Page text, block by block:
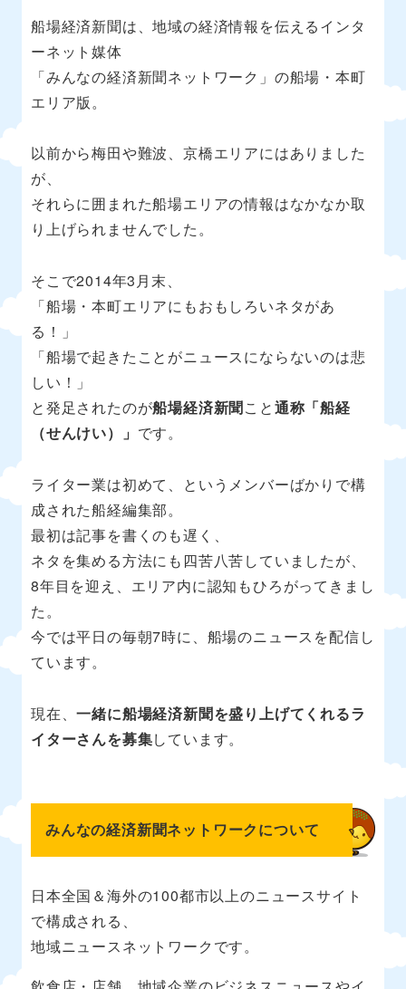
船場経済新聞は、地域の経済情報を伝えるインタ
ーネット媒体
「みんなの経済新聞ネットワーク」の船場・本町
エリア版。
以前から梅田や難波、京橋エリアにはありました
が、
それらに囲まれた船場エリアの情報はなかなか取
り上げられませんでした。
そこで2014年3月末、
「船場・本町エリアにもおもしろいネタがあ
る！」
「船場で起きたことがニュースにならないのは悲
しい！」
と発足されたのが船場経済新聞こと通称「船経
（せんけい）」 です。
ライター業は初めて、というメンバーばかりで構
成された船経編集部。
最初は記事を書くのも遅く、
ネタを集める方法にも四苦八苦していましたが、
8年目を迎え、エリア内に認知もひろがってきまし
た。
今では平日の毎朝7時に、船場のニュースを配信し
ています。
現在、一緒に船場経済新聞を盛り上げてくれるラ
イターさんを募集しています。
みんなの経済新聞ネットワークについて
日本全国＆海外の100都市以上のニュースサイト
で構成される、
地域ニュースネットワークです。